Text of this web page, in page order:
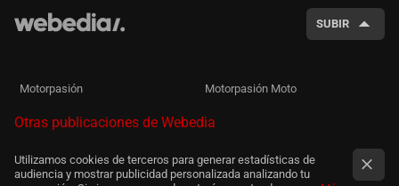
SUBIR
Motorpasión Motorpasión Moto
Otras publicaciones de Webedia
Utilizamos cookies de terceros para generar estadísticas de
audiencia y mostrar publicidad personalizada analizando tu